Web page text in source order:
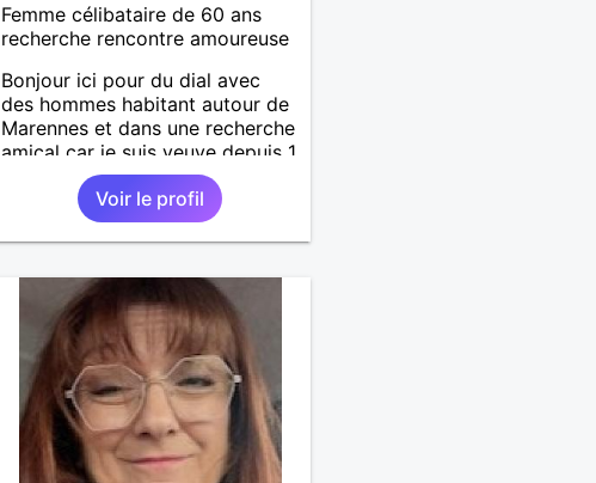
Femme célibataire de 60 ans
recherche rencontre amoureuse
Bonjour ici pour du dial avec
des hommes habitant autour de
Marennes et dans une recherche
amical car je suis veuve depuis 1
an. Je ne répondrai pas aux
autres, bonne chance à tous.
Voir le profil